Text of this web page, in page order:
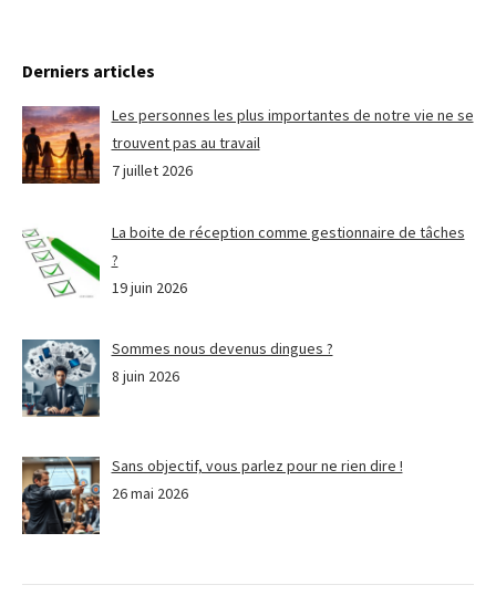
Derniers articles
Les personnes les plus importantes de notre vie ne se
trouvent pas au travail
7 juillet 2026
La boite de réception comme gestionnaire de tâches
?
19 juin 2026
Sommes nous devenus dingues ?
8 juin 2026
Sans objectif, vous parlez pour ne rien dire !
26 mai 2026